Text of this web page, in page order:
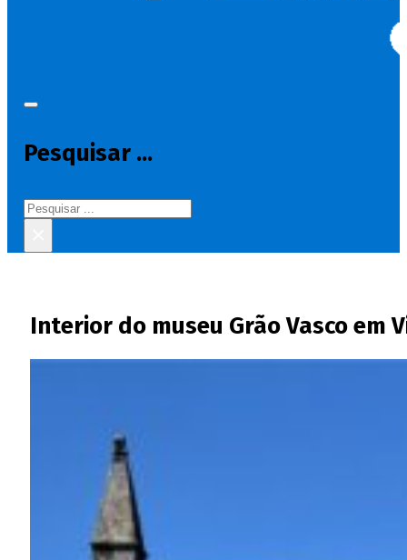
Pesquisar ...
Pesquisar
Interior do museu Grão Vasco em